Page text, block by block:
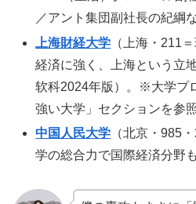
／アント集団副社長の紀綱な
上海財経大学 （上海・211
経済に強く、上海という立
软科2024年版）。※大学プ
強い大学」セクションを参照
中国人民大学 （北京・985
学の総合力で国際経済分野も